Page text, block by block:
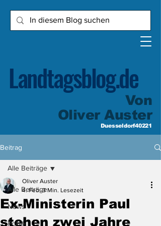
Landtagsblog.de
Von
Oliver Auster
Duesseldorf40221
Beitrag
Alle Beiträge
News
Politik
Alle Beiträge
Ex-Ministerin Paul
stehen zwei Jahre
Oliver Auster
4. Feb. 3 Min. Lesezeit